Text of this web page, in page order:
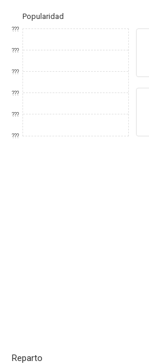
Popularidad
???
???
???
???
???
???
Reparto